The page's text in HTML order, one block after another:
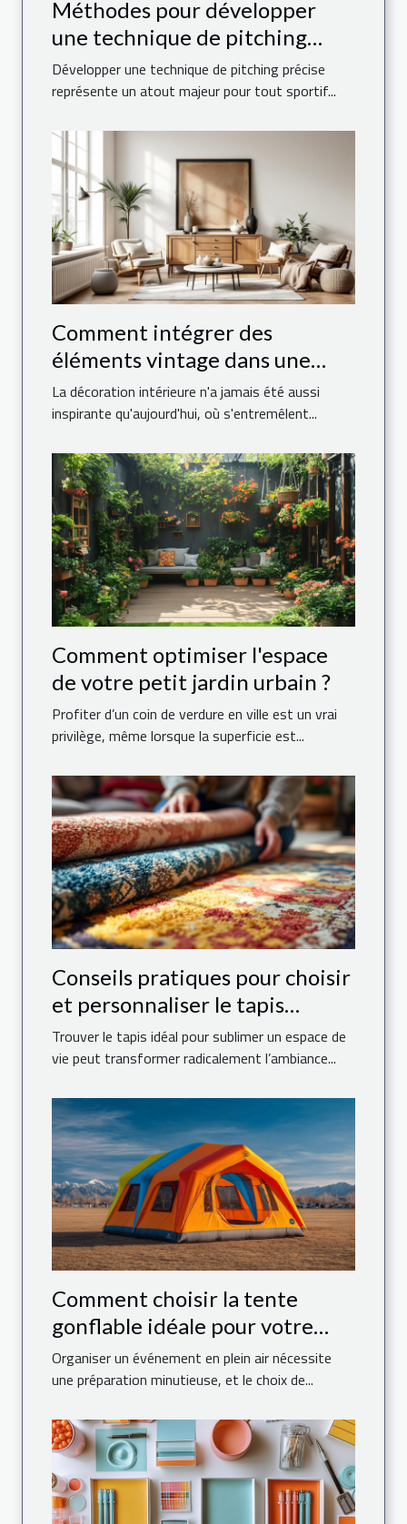
Méthodes pour développer
une technique de pitching
précise
Développer une technique de pitching précise
représente un atout majeur pour tout sportif...
Comment intégrer des
éléments vintage dans une
décoration moderne ?
La décoration intérieure n'a jamais été aussi
inspirante qu'aujourd'hui, où s'entremêlent...
Comment optimiser l'espace
de votre petit jardin urbain ?
Profiter d’un coin de verdure en ville est un vrai
privilège, même lorsque la superficie est...
Conseils pratiques pour choisir
et personnaliser le tapis
parfait pour votre maison
Trouver le tapis idéal pour sublimer un espace de
vie peut transformer radicalement l’ambiance...
Comment choisir la tente
gonflable idéale pour votre
événement
Organiser un événement en plein air nécessite
une préparation minutieuse, et le choix de...